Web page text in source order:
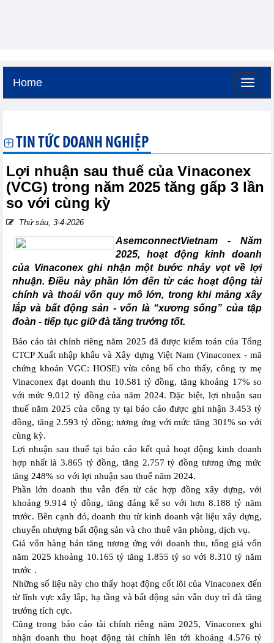
Home
TIN TỨC DOANH NGHIỆP
Lợi nhuận sau thuế của Vinaconex
(VCG) trong năm 2025 tăng gấp 3 lần
so với cùng kỳ
Thứ sáu, 3-4-2026
AsemconnectVietnam - Năm
2025, hoạt động kinh doanh
của Vinaconex ghi nhận một bước nhảy vọt về lợi
nhuận. Điều này phần lớn đến từ các hoạt động tài
chính và thoái vốn quy mô lớn, trong khi mảng xây
lắp và bất động sản - vốn là “xương sống” của tập
đoàn - tiếp tục giữ đà tăng trưởng tốt.
Báo cáo tài chính riêng năm 2025 đã được kiểm toán của Tổng
CTCP Xuất nhập khẩu và Xây dựng Việt Nam (Vinaconex - mã
chứng khoán VGC: HOSE) vừa công bố cho thấy, công ty mẹ
Vinaconex đạt doanh thu 10.581 tỷ đồng, tăng khoảng 17% so
với mức 9.012 tỷ đồng của năm 2024. Đặc biệt, lợi nhuận sau
thuế năm 2025 của công ty tại báo cáo được ghi nhận 3.453 tỷ
đồng, tăng 2.593 tỷ đồng; tương ứng với mức tăng 301% so với
cùng kỳ.
Lợi nhuận sau thuế tại báo cáo kết quả hoạt động kinh doanh
hợp nhất là 3.865 tỷ đồng, tăng 2.757 tỷ đồng tương ứng mức
tăng 248% so với lợi nhuận sau thuế năm 2024.
Phần lớn doanh thu vẫn đến từ các hợp đồng xây dựng, với
khoảng 9.914 tỷ đồng, tăng đáng kể so với hơn 8.188 tỷ năm
trước. Bên cạnh đó, doanh thu từ kinh doanh vật liệu xây dựng,
chuyển nhượng bất động sản và cho thuê văn phòng, dịch vụ.
Giá vốn hàng bán tăng tương ứng với doanh thu, tổng giá vốn
năm 2025 khoảng 10.165 tỷ tăng 1.855 tỷ so với 8.310 tỷ năm
trước .
Những số liệu này cho thấy hoạt động cốt lõi của Vinaconex đến
từ lĩnh vực xây lắp, hạ tầng và bất động sản vẫn duy trì đà tăng
trưởng tích cực.
Cũng trong báo cáo tài chính riêng năm 2025, Vinaconex ghi
nhận doanh thu hoạt động tài chính lên tới khoảng 4.576 tỷ